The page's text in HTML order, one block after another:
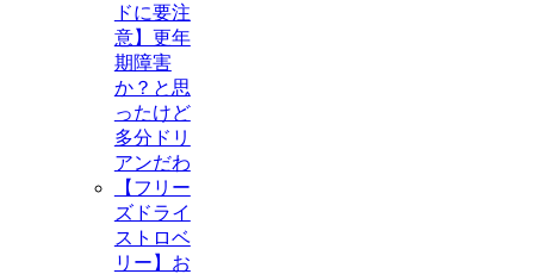
ドに要注
意】更年
期障害
か？と思
ったけど
多分ドリ
アンだわ
【フリー
ズドライ
ストロベ
リー】お